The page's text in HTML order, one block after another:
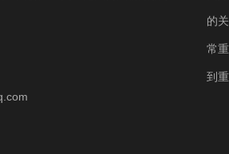
的
常
到